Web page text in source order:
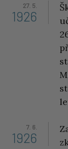
27. 5.
1926
7. 6.
1926